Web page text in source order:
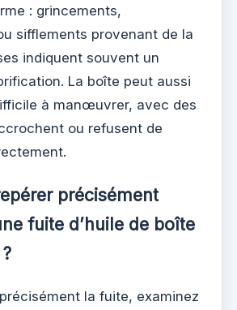
: grincements,
sifflements provenant de la
indiquent souvent un
La boîte peut aussi
à manœuvrer, avec des
ou refusent de
précisément
fuite d’huile de boîte
la fuite, examinez